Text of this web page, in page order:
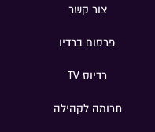
צור קשר
פרסום ברדיו
רדיוס TV
תרומה לקהילה